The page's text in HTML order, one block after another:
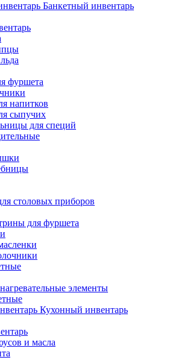
Банкетный инвентарь
фуршета
напитков
сыпучих
для специй
столовых приборов
для фуршета
элементы
Кухонный инвентарь
и масла